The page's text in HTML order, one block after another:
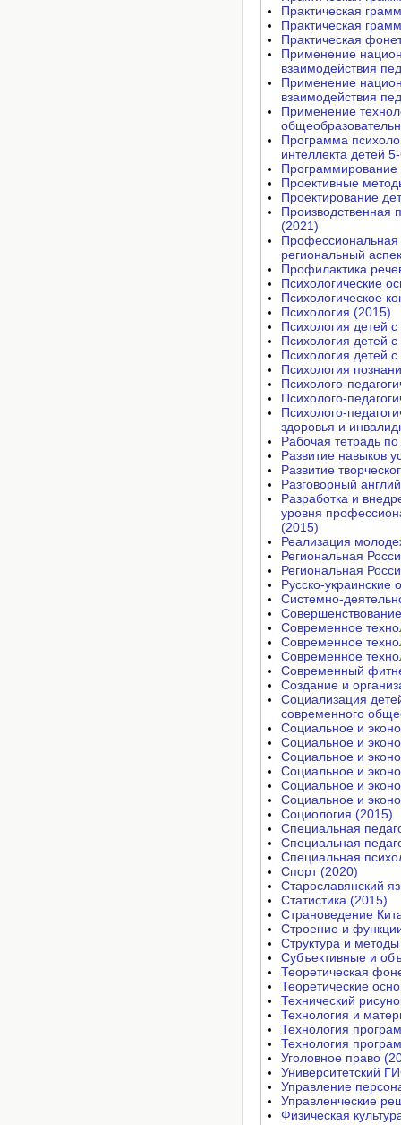
Практическая
Практическая
Практическая
Применение
взаимодействия
Применение
взаимодействия
Применение
Программа
интеллекта детей
Программирование
Проективные
Проектирование
Производственная
(2021)
Профессиональная
региональный
Профилактика
Психологические
Психологическое
Психология (2015)
Психология детей
Психология детей
Психология детей
Психология
Психолого-
Психолого-
Психолого-
здоровья и
Рабочая тетрадь
Развитие навыков
Развитие
Разговорный
Разработка и
уровня
(2015)
Реализация
Региональная
Региональная
Русско-украинские
Системно-
Современное
Современное
Современное
Современный
Создание и
Социализация
современного
Социальное и
Социальное и
Социальное и
Социальное и
Социальное и
Социальное и
Социология (2015)
Специальная
Специальная
Специальная
Спорт (2020)
Старославянский
Статистика (2015)
Страноведение
Строение и
Структура и
Субъективные и
Теоретическая
Теоретические
Технический
Технология и
Технология
Технология
Уголовное право
Университетский
Управление
Управленческие
Физическая